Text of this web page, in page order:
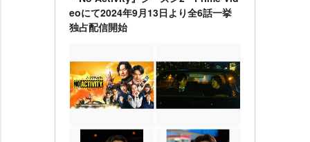
eoにて2024年9月13日より全6話一挙
独占配信開始